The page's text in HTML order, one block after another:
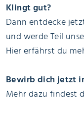
Klingt gut?
Dann entdecke
und werde Teil
Hier erfährst du
Bewirb dich jetzt
Mehr dazu findest